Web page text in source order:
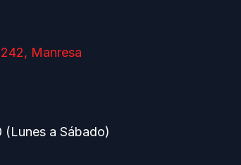
Manresa
a Sábado)